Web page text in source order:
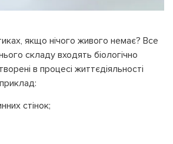
якщо нічого живого немає? Все
складу входять біологічно
в процесі життєдіяльності
стінок;